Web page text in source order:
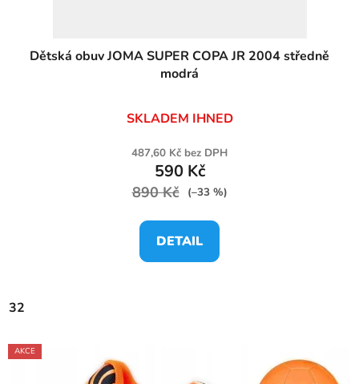
Dětská obuv JOMA SUPER COPA JR 2004 středně
modrá
SKLADEM IHNED
487,60 Kč bez DPH
590 Kč
890 Kč (–33 %)
DETAIL
32
AKCE